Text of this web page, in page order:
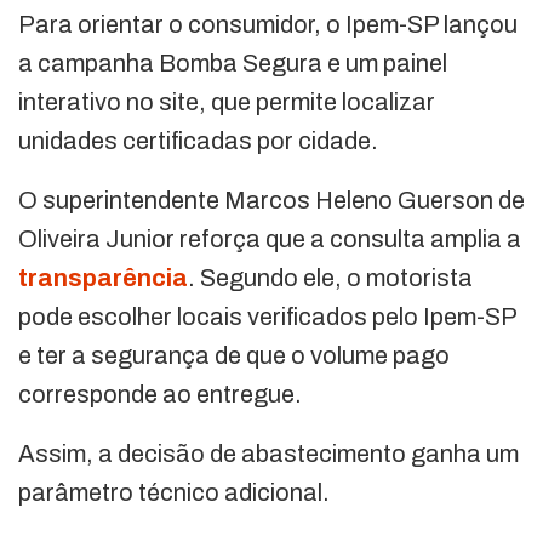
Para orientar o consumidor, o Ipem-SP lançou
a campanha Bomba Segura e um painel
interativo no site, que permite localizar
unidades certificadas por cidade.
O superintendente Marcos Heleno Guerson de
Oliveira Junior reforça que a consulta amplia a
transparência. Segundo ele, o motorista
pode escolher locais verificados pelo Ipem-SP
e ter a segurança de que o volume pago
corresponde ao entregue.
Assim, a decisão de abastecimento ganha um
parâmetro técnico adicional.